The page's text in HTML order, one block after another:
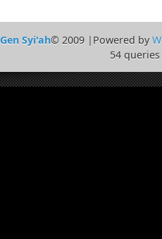
Gen Syi'ah© 2009 |Powered by
54